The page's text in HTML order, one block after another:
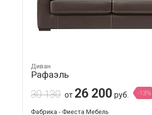
Диван
Рафаэль
30 130 от 26 200 руб. -13%
Фабрика - Фиеста Мебель